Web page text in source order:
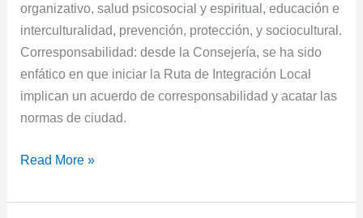
organizativo, salud psicosocial y espiritual, educación e
interculturalidad, prevención, protección, y sociocultural.
Corresponsabilidad: desde la Consejería, se ha sido
enfático en que iniciar la Ruta de Integración Local
implican un acuerdo de corresponsabilidad y acatar las
normas de ciudad.
Read More »